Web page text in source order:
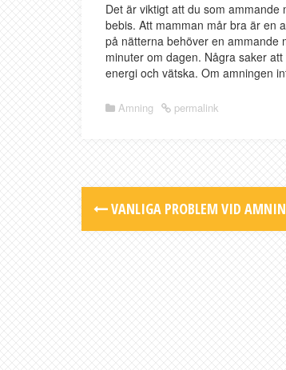
Det är viktigt att du som
bebis. Att mamman mår bra är en
på nätterna behöver en ammande
minuter om dagen. Några saker
energi och vätska. Om amningen
Amning permalink
Post
navigation
VANLIGA PROBLEM VID